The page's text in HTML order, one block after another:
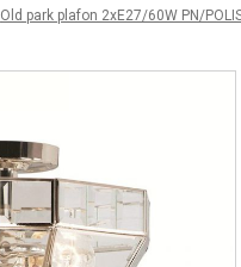
Old park plafon 2xE27/60W PN/